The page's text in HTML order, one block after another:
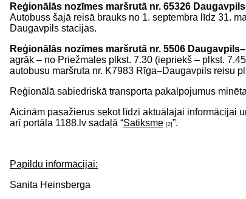
Reģionālās nozīmes maršrutā nr. 65326
Autobuss šajā reisā brauks no 1. septembra līdz 31.
Daugavpils stacijas.
Reģionālās nozīmes maršrutā nr. 5506
agrāk – no Priežmales plkst. 7.30 (iepriekš – plkst.
autobusu maršruta nr. K7983 Rīga–Daugavpils reisu
Reģionālā sabiedriskā transporta pakalpojumus
Aicinām pasažierus sekot līdzi aktuālajai informācijai
arī portāla 1188.lv sadaļā “Satiksme [2] ”.
Papildu informācijai:
Sanita Heinsberga